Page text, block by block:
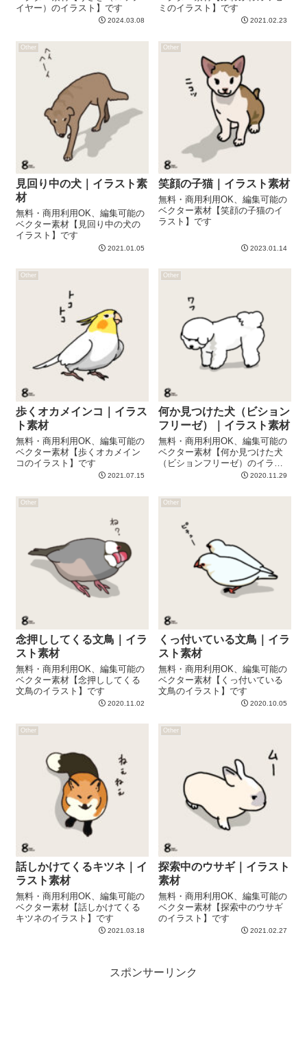
イヤー）のイラスト】です
2024.03.08
ミのイラスト】です
2021.02.23
Other
見回り中の犬｜イラスト素
材
無料・商用利用OK、編集可能の
ベクター素材【見回り中の犬の
イラスト】です
2021.01.05
Other
笑顔の子猫｜イラスト素材
無料・商用利用OK、編集可能の
ベクター素材【笑顔の子猫のイ
ラスト】です
2023.01.14
Other
歩くオカメインコ｜イラス
ト素材
無料・商用利用OK、編集可能の
ベクター素材【歩くオカメイン
コのイラスト】です
2021.07.15
Other
何か見つけた犬（ビション
フリーゼ）｜イラスト素材
無料・商用利用OK、編集可能の
ベクター素材【何か見つけた犬
（ビションフリーゼ）のイラス
2020.11.29
Other
念押ししてくる文鳥｜イラ
スト素材
無料・商用利用OK、編集可能の
ベクター素材【念押ししてくる
文鳥のイラスト】です
2020.11.02
Other
くっ付いている文鳥｜イラ
スト素材
無料・商用利用OK、編集可能の
ベクター素材【くっ付いている
文鳥のイラスト】です
2020.10.05
Other
話しかけてくるキツネ｜イ
ラスト素材
無料・商用利用OK、編集可能の
ベクター素材【話しかけてくる
キツネのイラスト】です
2021.03.18
Other
探索中のウサギ｜イラスト
素材
無料・商用利用OK、編集可能の
ベクター素材【探索中のウサギ
のイラスト】です
2021.02.27
スポンサーリンク